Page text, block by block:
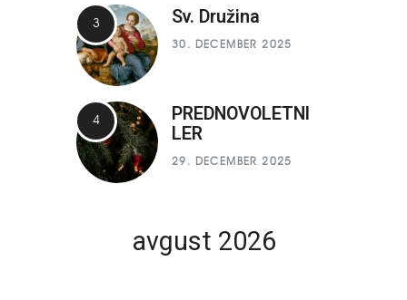
Sv. Družina
30. DECEMBER 2025
PREDNOVOLETNI
LER
29. DECEMBER 2025
avgust 2026